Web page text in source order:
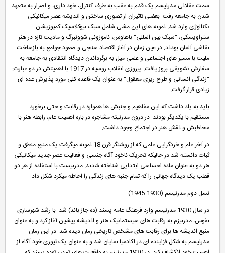
سمت عقلانی مدرنیسم یک قدم به عقب به طرف کنترل، خود داری، و اصرار به متعهد
شدن به جامعه رفت. بعضی تاثیران از تصوری ساختن و اندیشه عصر میکانیکی
تکنالوژی وارد شد. نمونه های این مشی شامل سبک نیوکلاسیک کمپوزیشن
ستراویسکی، "سبک بین المللی" باهاوس، ناموزونی شوونبرگ و مادیت تازه در هنر
نقاشی آلمان بودند. در عین زمان در آغاز اقتصاد سنجی و صعود جوامع به بازساخت
ملیت با مسیر های اجتماعی و علمی میل به برگرداندن دیدگاه انتقادی به جامعه به
سفارش تشویقی بروز یافت. پیروزی انقلاب روسیه در 1917 با اهمیتش در دو عبارت:
"زندگی انسانی و طرح ریزی معقول" به عنوان یک قاعده کلی مورد پذیرش عده ای
زیادی قرار گرفت.
باید به یاد داشت که این مفاهیم و جنبش ها همواره در رقابت و حتی برخورد
مستقیم با یکدیگر بودند. در درون مدرنیته مشاجره در باره اهمیت عام، رابطه هنر با
مخاطبش و نقش هنر در اجتماع وجود داشت.
در آخر علم و خردگرایی علمی که از روشنگر قرن 18 نمونه میگرفت یک منبع منطق و
ثبات دانسته شد در حالیکه تحریک ناخود آگاه جنسی و فعالیت عصر جدید میکانیکی
هر دو به عنوان ماده احساسی ابتدایی شناخته شدند. مدرنیست با استفاده از هر دو
قطب یک دیدگاه جهانی را که تمام جنبه های زندگی را احاطه میکرد شکل داد.
نسل دوم مدرنیسم (1930-1945)
در سال 1930 مدرنیسم وارد فرهنگ عامه پسند (ده جاز باند) شد. با رشد شهرسازی
نفوس، مدرنیزم به رقابت های سیستماتیک هنر و اندیشه پیشین آغاز کرد و به عنوان
منبع اندیشه ها برای رقابت های مشخص تاریخی زمان دیده شد. در این زمان
مدرنیسم به شکل فزاینده ای در اکادمیا نمایان شد و به عنوان یک تیوری خود آگاه از